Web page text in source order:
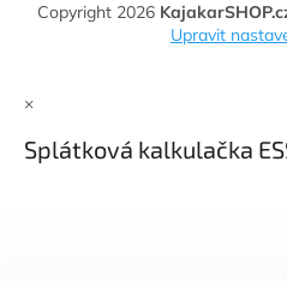
Copyright 2026
Upravit
×
Splátková kalkulačka